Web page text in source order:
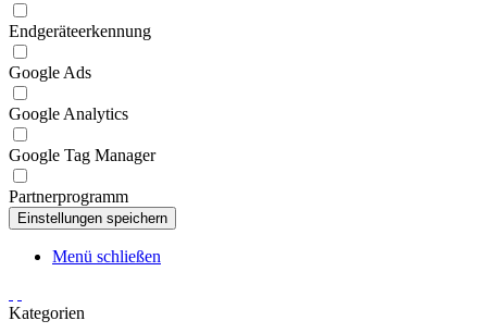
Endgeräteerkennung
Google Ads
Google Analytics
Google Tag Manager
Partnerprogramm
Menü schließen
Kategorien